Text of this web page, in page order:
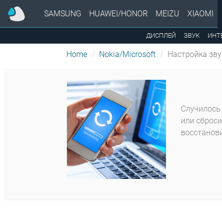
SAMSUNG HUAWEI/HONOR MEIZU XIAOMI
ДИСПЛЕЙ ЗВУК
Home Nokia/Microsoft Настройка
или